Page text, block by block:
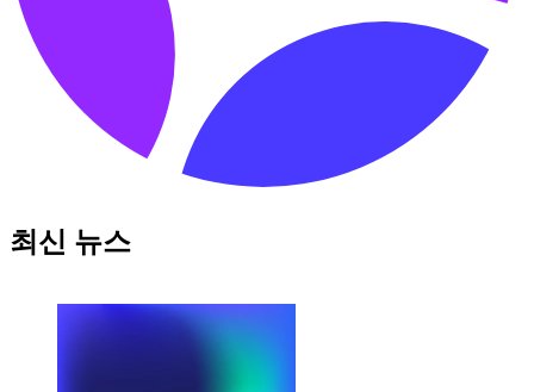
최신 뉴스